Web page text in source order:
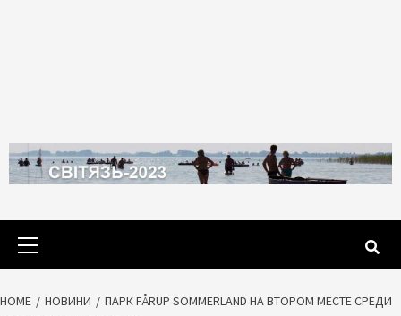
Primary
HOME НОВИНИ
ПАРК FÅRUP SOMMERLAND НА ВТОРОМ МЕСТЕ СРЕДИ